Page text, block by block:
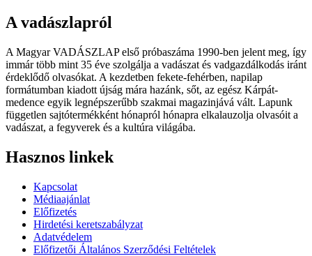
A vadászlapról
A Magyar VADÁSZLAP első próbaszáma 1990-ben jelent meg, így
immár több mint 35 éve szolgálja a vadászat és vadgazdálkodás iránt
érdeklődő olvasókat. A kezdetben fekete-fehérben, napilap
formátumban kiadott újság mára hazánk, sőt, az egész Kárpát-
medence egyik legnépszerűbb szakmai magazinjává vált. Lapunk
független sajtótermékként hónapról hónapra elkalauzolja olvasóit a
vadászat, a fegyverek és a kultúra világába.
Hasznos linkek
Kapcsolat
Médiaajánlat
Előfizetés
Hirdetési keretszabályzat
Adatvédelem
Előfizetői Általános Szerződési Feltételek